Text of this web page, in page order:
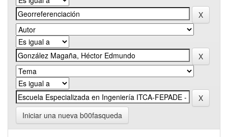
Iniciar una nueva b00fasqueda